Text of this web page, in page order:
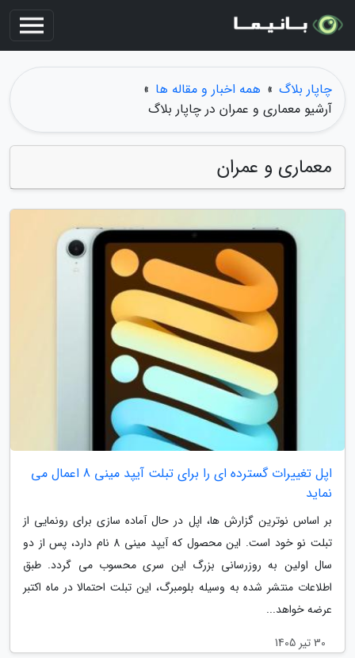
چاپار بلاگ » همه اخبار و مقاله ها »
آرشیو معماری و عمران در چاپار بلاگ
معماری و عمران
اپل تغییرات گسترده ای را برای تبلت آیپد مینی 8 اعمال می
نماید
بر اساس نوترین گزارش ها، اپل در حال آماده سازی برای رونمایی از
تبلت نو خود است. این محصول که آیپد مینی 8 نام دارد، پس از دو
سال اولین به روزرسانی بزرگ این سری محسوب می گردد. طبق
اطلاعات منتشر شده به وسیله بلومبرگ، این تبلت احتمالا در ماه اکتبر
عرضه خواهد...
30 تیر 1405